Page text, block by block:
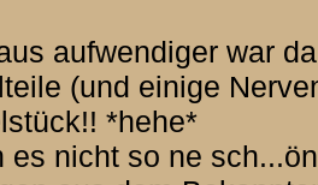
aufwendiger war
(und einige
*hehe*
es nicht so ne